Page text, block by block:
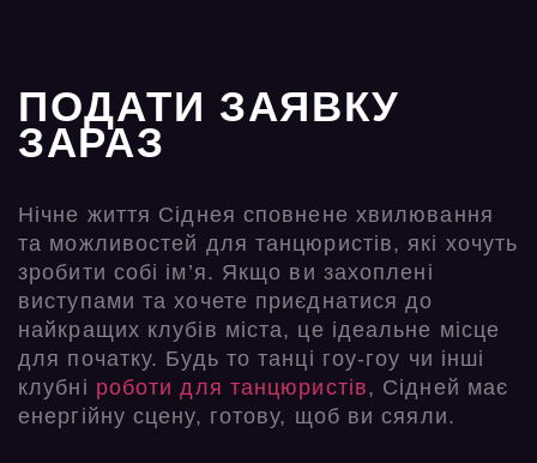
ПОДАТИ ЗАЯВКУ
ЗАРАЗ
Нічне життя Сіднея сповнене хвилювання
та можливостей для танцюристів, які хочуть
зробити собі ім’я. Якщо ви захоплені
виступами та хочете приєднатися до
найкращих клубів міста, це ідеальне місце
для початку. Будь то танці гоу-гоу чи інші
клубні роботи для танцюристів, Сідней має
енергійну сцену, готову, щоб ви сяяли.